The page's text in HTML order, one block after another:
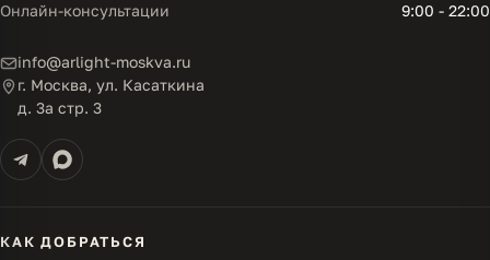
Онлайн-консультации 9:00 - 22:00
info@arlight-moskva.ru
г. Москва, ул. Касаткина
д. 3а стр. 3
КАК ДОБРАТЬСЯ